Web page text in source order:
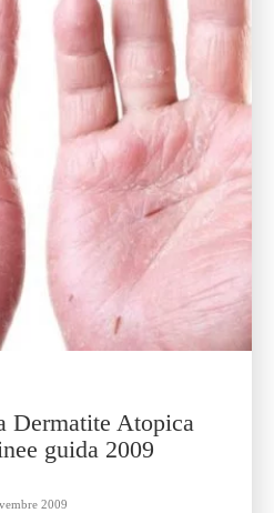
Dermatite Atopica
guida 2009
2009